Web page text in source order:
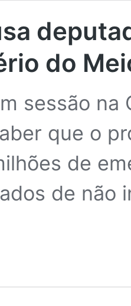
do
sessão na
que o
de
de não